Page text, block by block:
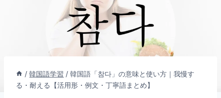
/ 韓国語学習 / 韓国語「참다」の意味と使い方｜我慢す
る・耐える【活用形・例文・丁寧語まとめ】